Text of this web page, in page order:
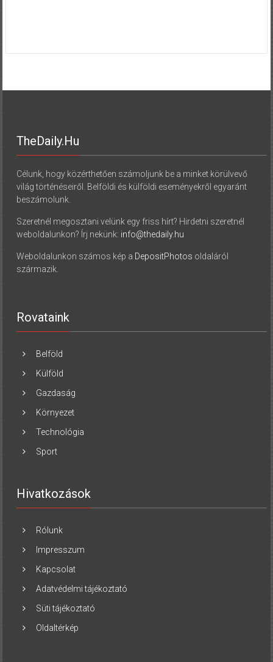
TheDaily.hu
Célunk, hogy közérthetően számoljunk be a minket körülvevő
világ történéseiről. Belföldi és külföldi eseményekről egyaránt
beszámolunk.
Szeretnél megosztani velünk egy friss hírt? Hirdetni szeretnél
weboldalunkon? Írj nekünk: info@thedaily.hu
Weboldalunkon számos kép a DepositPhotos oldaláról
származik.
Rovataink
Belföld
Külföld
Gazdaság
Környezet
Technológia
Sport
Hivatkozások
Rólunk
Impresszum
Kapcsolat
Adatvédelmi tájékoztató
Süti tájékoztató
Oldaltérkép